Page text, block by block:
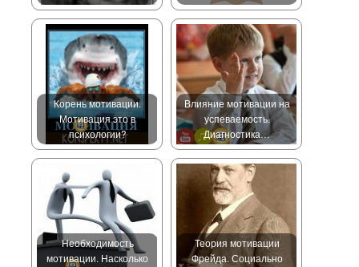
Корень мотивации.
Мотивация это в
психологии?
Влияние мотивации на
успеваемость.
Диагностика…
Необходимость
мотивации. Насколько
Теория мотивации
Фрейда. Социально